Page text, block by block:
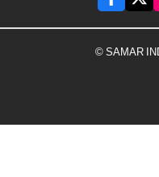
© SAMAR